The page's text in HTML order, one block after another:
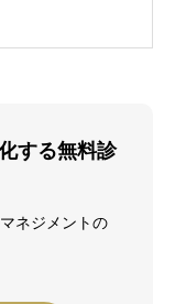
ルに9年間駐
School
Development
、独立し、中小
の企業経営の現
する無料診
ネジメントの